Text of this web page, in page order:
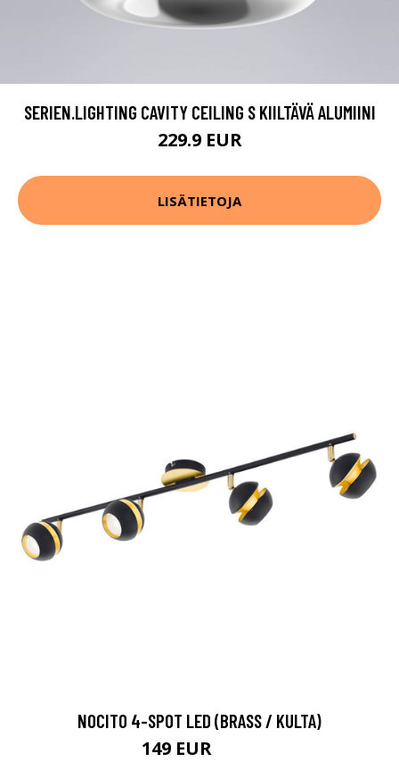
SERIEN.LIGHTING CAVITY CEILING S KIILTÄVÄ ALUMIINI
229.9 EUR
LISÄTIETOJA
NOCITO 4-SPOT LED (BRASS / KULTA)
149 EUR